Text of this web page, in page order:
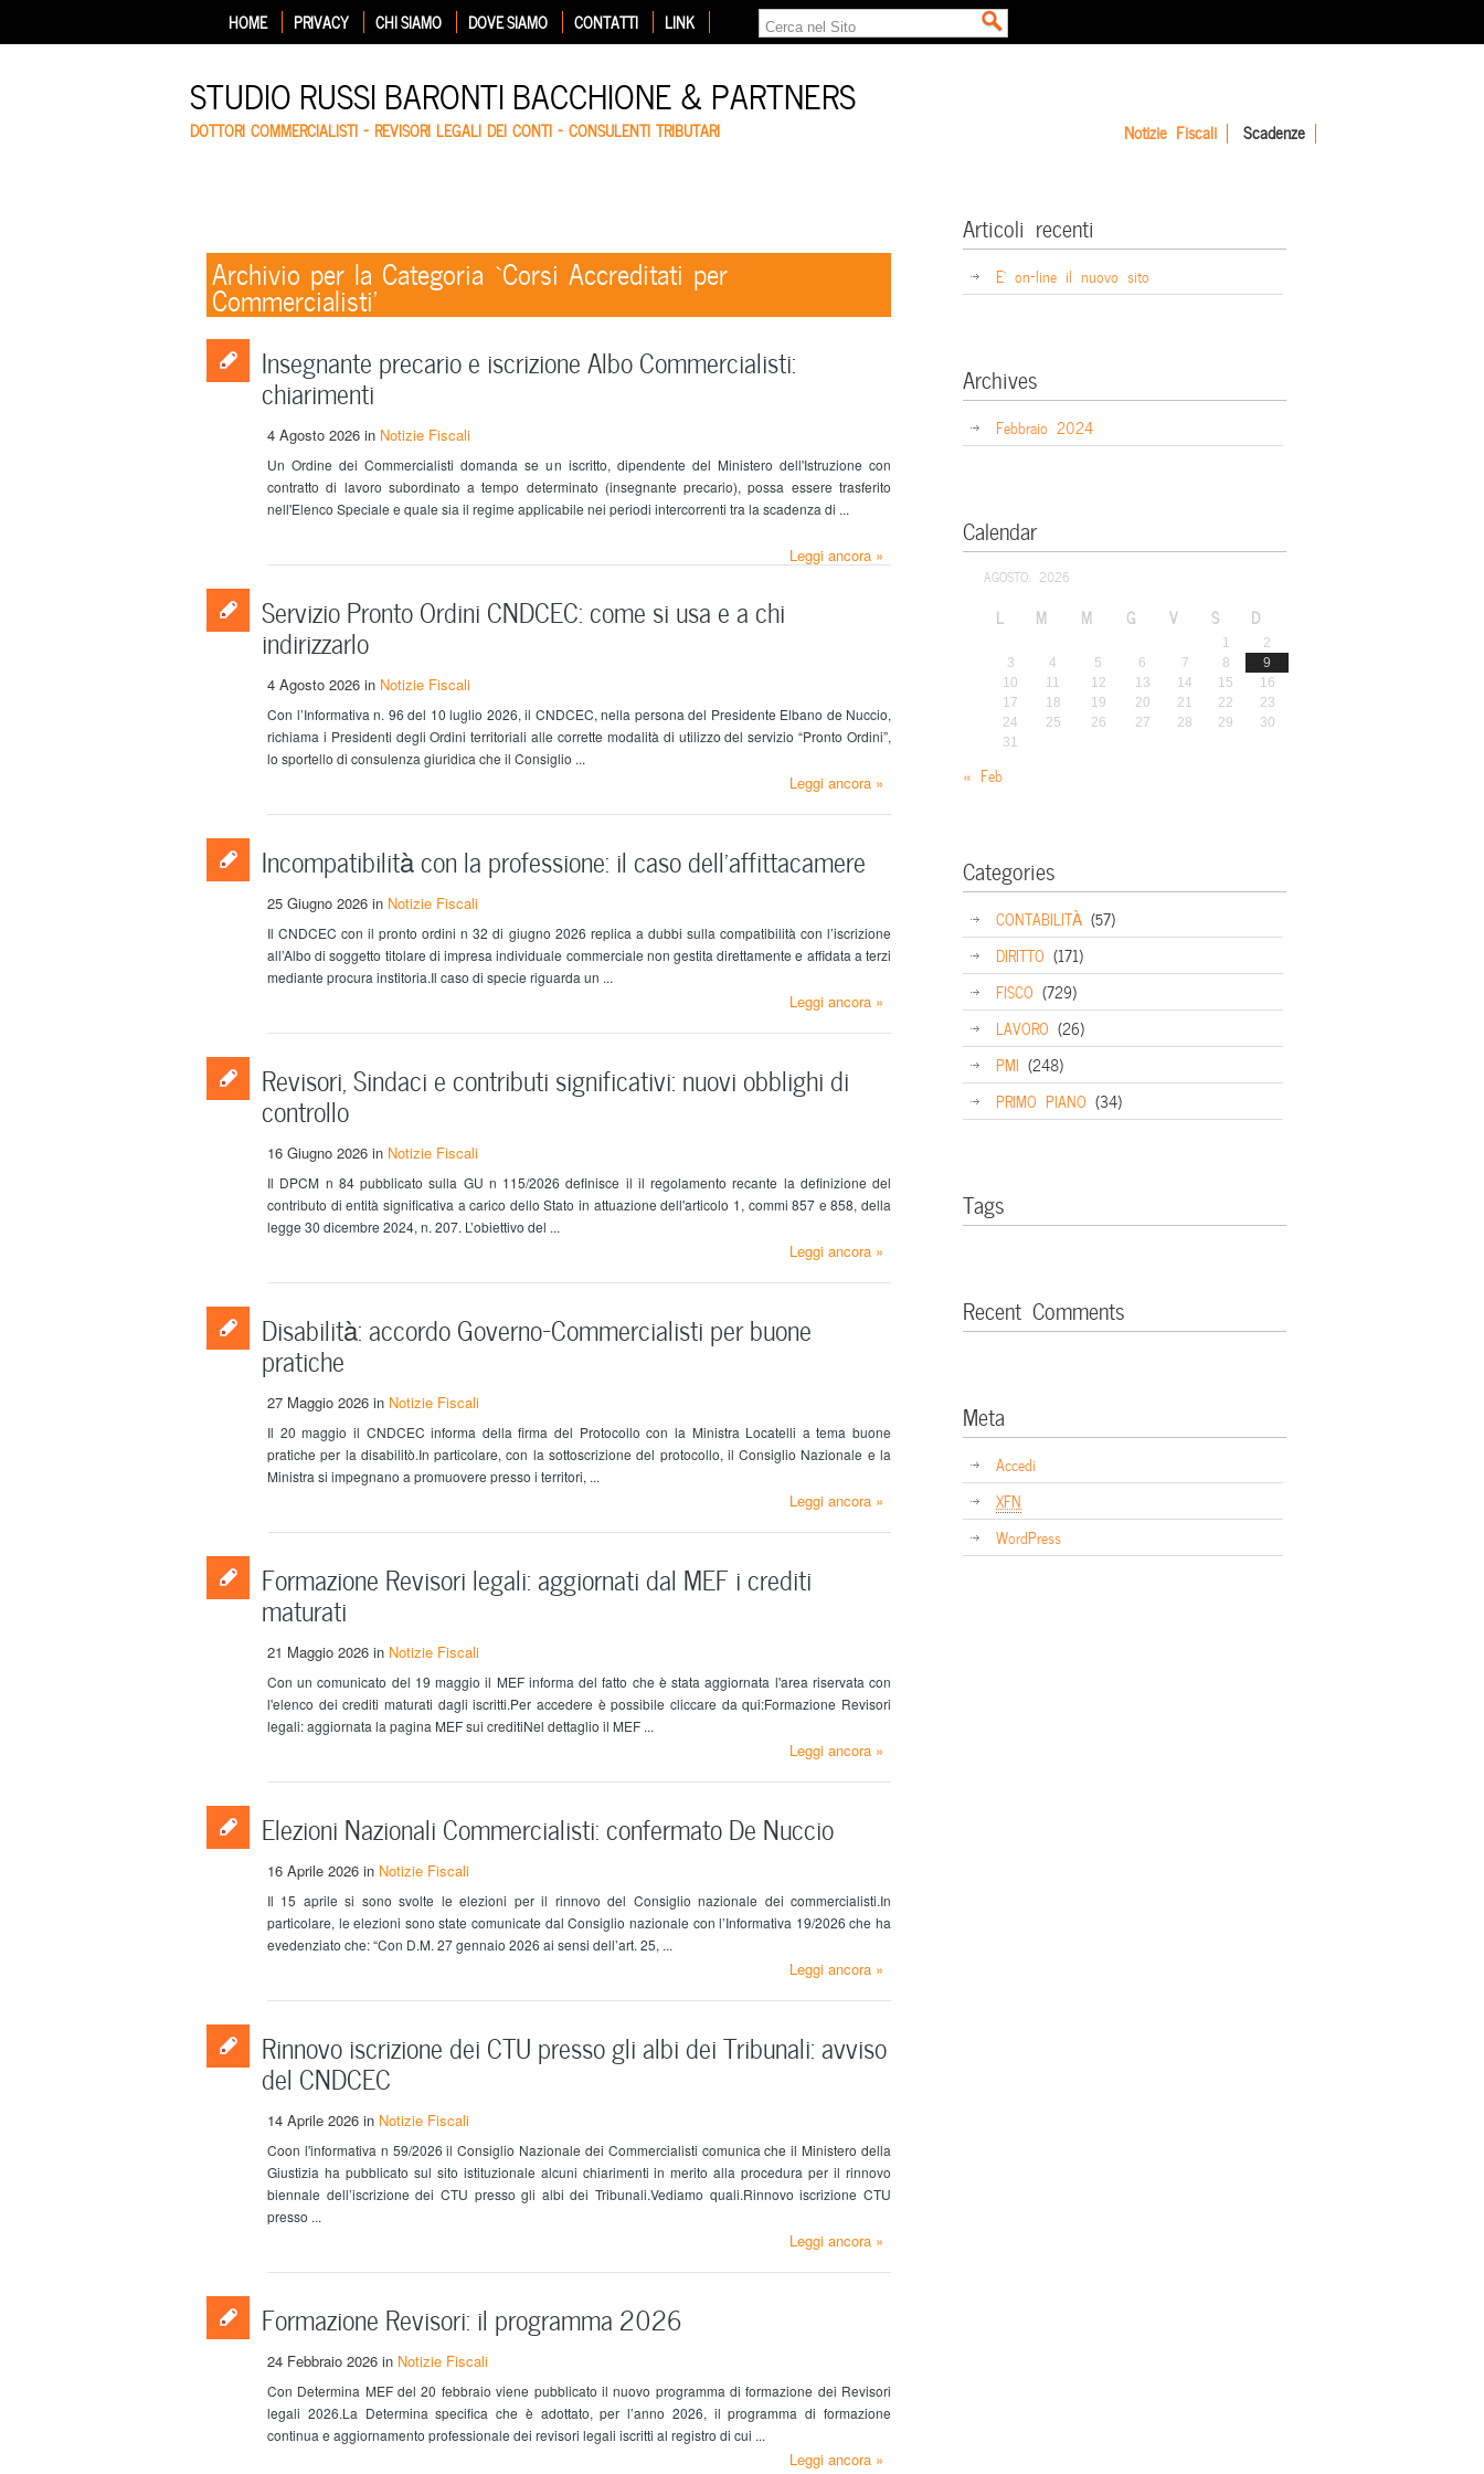
HOME PRIVACY CHI SIAMO DOVE SIAMO CONTATTI LINK
STUDIO RUSSI BARONTI BACCHIONE & PARTNERS
DOTTORI COMMERCIALISTI – REVISORI LEGALI DEI CONTI – CONSULENTI TRIBUTARI Notizie Fiscali Scadenze
Archivio per la Categoria ‘Corsi Accreditati per
Commercialisti’
Insegnante precario e iscrizione Albo Commercialisti:
chiarimenti
4 Agosto 2026 in Notizie Fiscali
Un Ordine dei Commercialisti domanda se un iscritto, dipendente del Ministero dell'Istruzione con
contratto di lavoro subordinato a tempo determinato (insegnante precario), possa essere trasferito
nell'Elenco Speciale e quale sia il regime applicabile nei periodi intercorrenti tra la scadenza di ...
Leggi ancora »
Servizio Pronto Ordini CNDCEC: come si usa e a chi
indirizzarlo
4 Agosto 2026 in Notizie Fiscali
Con l’Informativa n. 96 del 10 luglio 2026, il CNDCEC, nella persona del Presidente Elbano de Nuccio,
richiama i Presidenti degli Ordini territoriali alle corrette modalità di utilizzo del servizio “Pronto Ordini”,
lo sportello di consulenza giuridica che il Consiglio ...
Leggi ancora »
Incompatibilità con la professione: il caso dell’affittacamere
25 Giugno 2026 in Notizie Fiscali
Il CNDCEC con il pronto ordini n 32 di giugno 2026 replica a dubbi sulla compatibilità con l’iscrizione
all’Albo di soggetto titolare di impresa individuale commerciale non gestita direttamente e affidata a terzi
mediante procura institoria.Il caso di specie riguarda un ...
Leggi ancora »
Revisori, Sindaci e contributi significativi: nuovi obblighi di
controllo
16 Giugno 2026 in Notizie Fiscali
Il DPCM n 84 pubblicato sulla GU n 115/2026 definisce il il regolamento recante la definizione del
contributo di entità significativa a carico dello Stato in attuazione dell'articolo 1, commi 857 e 858, della
legge 30 dicembre 2024, n. 207. L’obiettivo del ...
Leggi ancora »
Disabilità: accordo Governo-Commercialisti per buone
pratiche
27 Maggio 2026 in Notizie Fiscali
Il 20 maggio il CNDCEC informa della firma del Protocollo con la Ministra Locatelli a tema buone
pratiche per la disabilitò.In particolare, con la sottoscrizione del protocollo, il Consiglio Nazionale e la
Ministra si impegnano a promuovere presso i territori, ...
Leggi ancora »
Formazione Revisori legali: aggiornati dal MEF i crediti
maturati
21 Maggio 2026 in Notizie Fiscali
Con un comunicato del 19 maggio il MEF informa del fatto che è stata aggiornata l'area riservata con
l'elenco dei crediti maturati dagli iscritti.Per accedere è possibile cliccare da qui:Formazione Revisori
legali: aggiornata la pagina MEF sui creditiNel dettaglio il MEF ...
Leggi ancora »
Elezioni Nazionali Commercialisti: confermato De Nuccio
16 Aprile 2026 in Notizie Fiscali
Il 15 aprile si sono svolte le elezioni per il rinnovo del Consiglio nazionale dei commercialisti.In
particolare, le elezioni sono state comunicate dal Consiglio nazionale con l’Informativa 19/2026 che ha
evedenziato che: “Con D.M. 27 gennaio 2026 ai sensi dell’art. 25, ...
Leggi ancora »
Rinnovo iscrizione dei CTU presso gli albi dei Tribunali: avviso
del CNDCEC
14 Aprile 2026 in Notizie Fiscali
Coon l'informativa n 59/2026 il Consiglio Nazionale dei Commercialisti comunica che il Ministero della
Giustizia ha pubblicato sul sito istituzionale alcuni chiarimenti in merito alla procedura per il rinnovo
biennale dell’iscrizione dei CTU presso gli albi dei Tribunali.Vediamo quali.Rinnovo iscrizione CTU
presso ...
Leggi ancora »
Formazione Revisori: il programma 2026
24 Febbraio 2026 in Notizie Fiscali
Con Determina MEF del 20 febbraio viene pubblicato il nuovo programma di formazione dei Revisori
legali 2026.La Determina specifica che è adottato, per l’anno 2026, il programma di formazione
continua e aggiornamento professionale dei revisori legali iscritti al registro di cui ...
Leggi ancora »
Articoli recenti
E’ on-line il nuovo sito
Archives
Febbraio 2024
Calendar
AGOSTO: 2026
L M M G V S D
1
2
3
4 5 6 7 8
9
10
11 12 13 14 15
16
17
18 19 20 21 22
23
24
25 26 27 28 29
30
31
« Feb
Categories
CONTABILITÀ (57)
DIRITTO (171)
FISCO (729)
LAVORO (26)
PMI (248)
PRIMO PIANO (34)
Tags
Recent Comments
Meta
Accedi
XFN
WordPress